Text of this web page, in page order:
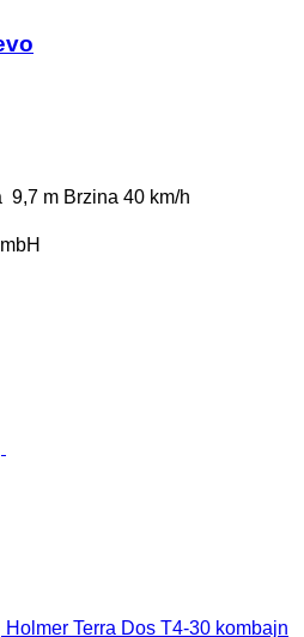
9,7 m Brzina 40 km/h
Holmer Terra Dos T4-30 kombajn